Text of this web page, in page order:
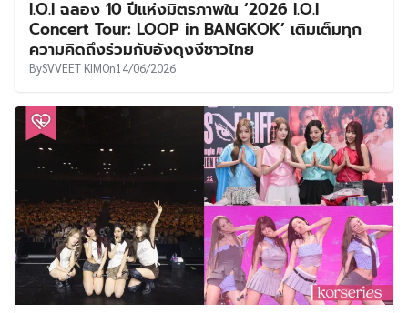
I.O.I ฉลอง 10 ปีแห่งมิตรภาพใน ‘2026 I.O.I
Concert Tour: LOOP in BANGKOK’ เติมเต็มทุก
ความคิดถึงร่วมกับอังดุงงีชาวไทย
BySVVEET KIMOn14/06/2026